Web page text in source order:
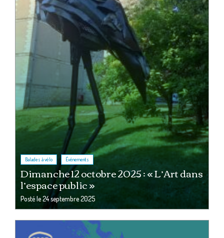
Balades à vélo , Événements
Dimanche 12 octobre 2025 : « L’Art dans
l’espace public »
Posté le24 septembre 2025